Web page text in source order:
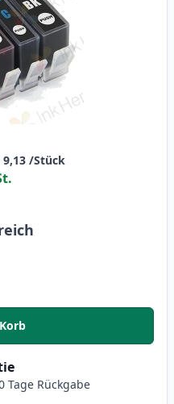
9,13 /Stück
anzupassen
4 stück HP 364 XL
Tage Rückgabe